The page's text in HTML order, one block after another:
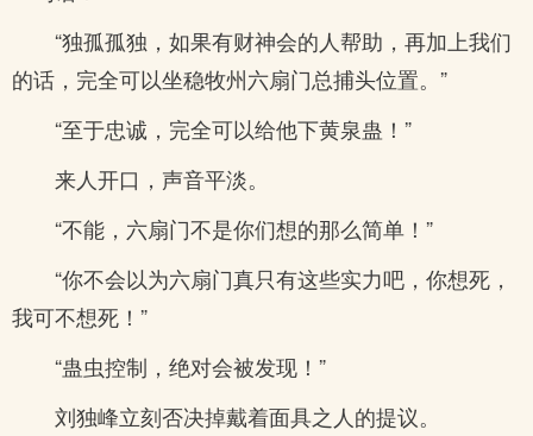
“独孤孤独，如果有财神会的人帮助，再加上我们
的话，完全可以坐稳牧州六扇门总捕头位置。”
“至于忠诚，完全可以给他下黄泉蛊！”
来人开口，声音平淡。
“不能，六扇门不是你们想的那么简单！”
“你不会以为六扇门真只有这些实力吧，你想死，
我可不想死！”
“蛊虫控制，绝对会被发现！”
刘独峰立刻否决掉戴着面具之人的提议。